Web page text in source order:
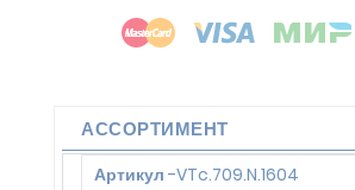
АССОРТИМЕНТ
Артикул -VTc.709.N.1604